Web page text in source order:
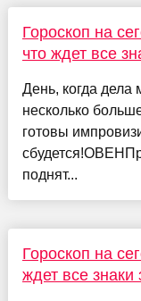
Гороскоп на
что ждет все
День, когда дела
несколько
готовы
поднят...
Гороскоп на
ждет все знаки